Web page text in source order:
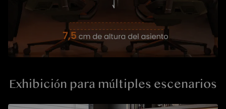
Exhibición para múltiples escenarios